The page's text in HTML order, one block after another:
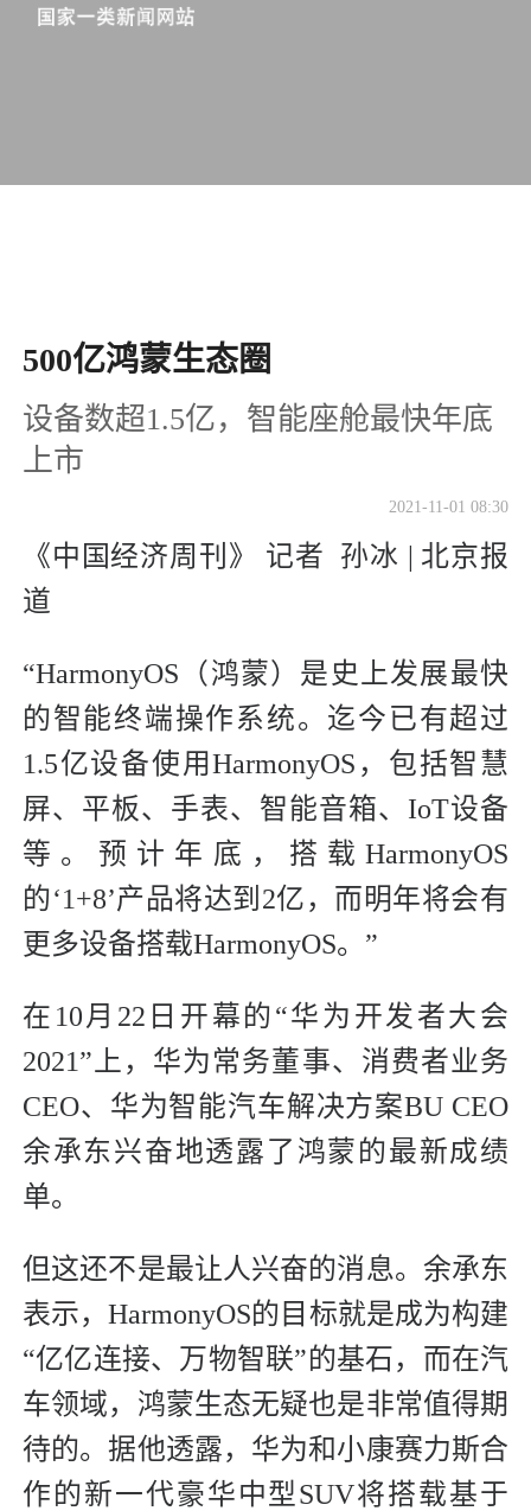
500亿鸿蒙生态圈
设备数超1.5亿，智能座舱最快年底
上市
2021-11-01 08:30
《中国经济周刊》 记者 孙冰 | 北京报
道
“HarmonyOS（鸿蒙）是史上发展最快
的智能终端操作系统。迄今已有超过
1.5亿设备使用HarmonyOS，包括智慧
屏、平板、手表、智能音箱、IoT设备
等。预计年底，搭载HarmonyOS
的‘1+8’产品将达到2亿，而明年将会有
更多设备搭载HarmonyOS。”
在10月22日开幕的“华为开发者大会
2021”上，华为常务董事、消费者业务
CEO、华为智能汽车解决方案BU CEO
余承东兴奋地透露了鸿蒙的最新成绩
单。
但这还不是最让人兴奋的消息。余承东
表示，HarmonyOS的目标就是成为构建
“亿亿连接、万物智联”的基石，而在汽
车领域，鸿蒙生态无疑也是非常值得期
待的。据他透露，华为和小康赛力斯合
作的新一代豪华中型SUV将搭载基于